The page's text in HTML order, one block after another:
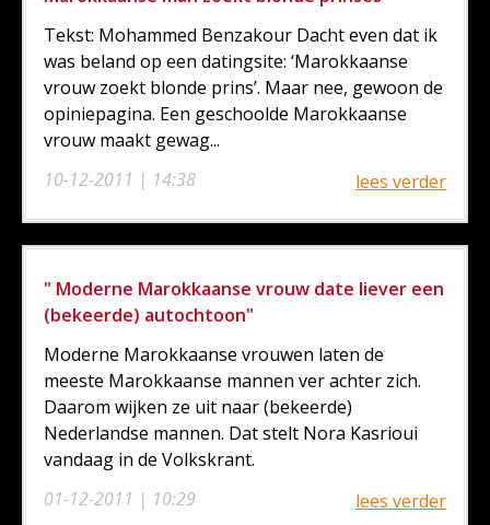
10-12-2011 | 14:38
Tekst: Mohammed Benzakour Dacht even dat ik
was beland op een datingsite: ‘Marokkaanse
vrouw zoekt blonde prins’. Maar nee, gewoon de
opiniepagina. Een geschoolde Marokkaanse
vrouw maakt gewag...
lees verder
" Moderne Marokkaanse vrouw date liever een
(bekeerde) autochtoon"
01-12-2011 | 10:29
Moderne Marokkaanse vrouwen laten de
meeste Marokkaanse mannen ver achter zich.
Daarom wijken ze uit naar (bekeerde)
Nederlandse mannen. Dat stelt Nora Kasrioui
vandaag in de Volkskrant.
lees verder